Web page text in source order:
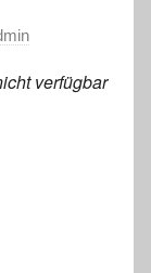
verfügbar